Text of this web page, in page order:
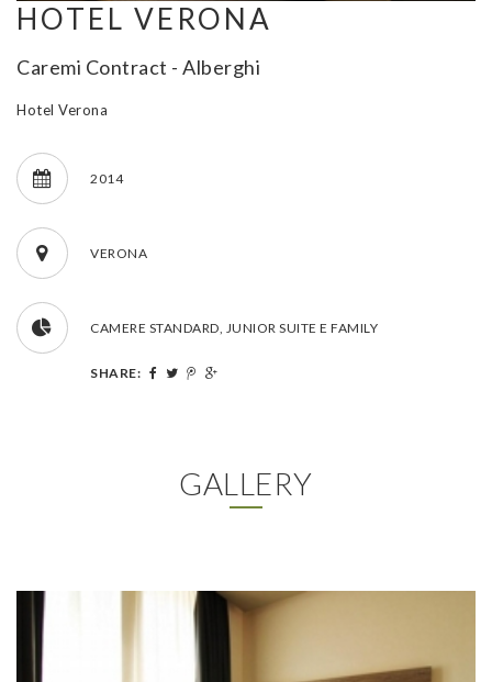
HOTEL VERONA
Caremi Contract - Alberghi
Hotel Verona
2014
VERONA
CAMERE STANDARD, JUNIOR SUITE E FAMILY
SHARE:
GALLERY